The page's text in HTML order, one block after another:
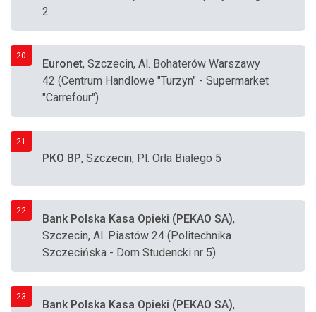
2
20
Euronet, Szczecin, Al. Bohaterów Warszawy
42 (Centrum Handlowe "Turzyn" - Supermarket
"Carrefour")
21
PKO BP, Szczecin, Pl. Orła Białego 5
22
Bank Polska Kasa Opieki (PEKAO SA),
Szczecin, Al. Piastów 24 (Politechnika
Szczecińska - Dom Studencki nr 5)
23
Bank Polska Kasa Opieki (PEKAO SA),